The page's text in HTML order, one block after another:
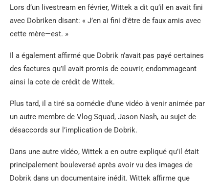
Lors d’un livestream en février, Wittek a dit qu’il en avait fini
avec Dobriken disant: « J’en ai fini d’être de faux amis avec
cette mère—est. »
Il a également affirmé que Dobrik n’avait pas payé certaines
des factures qu’il avait promis de couvrir, endommageant
ainsi la cote de crédit de Wittek.
Plus tard, il a tiré sa comédie d’une vidéo à venir animée par
un autre membre de Vlog Squad, Jason Nash, au sujet de
désaccords sur l’implication de Dobrik.
Dans une autre vidéo, Wittek a en outre expliqué qu’il était
principalement bouleversé après avoir vu des images de
Dobrik dans un documentaire inédit. Wittek affirme que